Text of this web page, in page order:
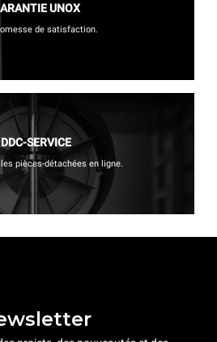
UNOX
de satisfaction.
DDC-SERVICE
pièces-détachées en ligne.